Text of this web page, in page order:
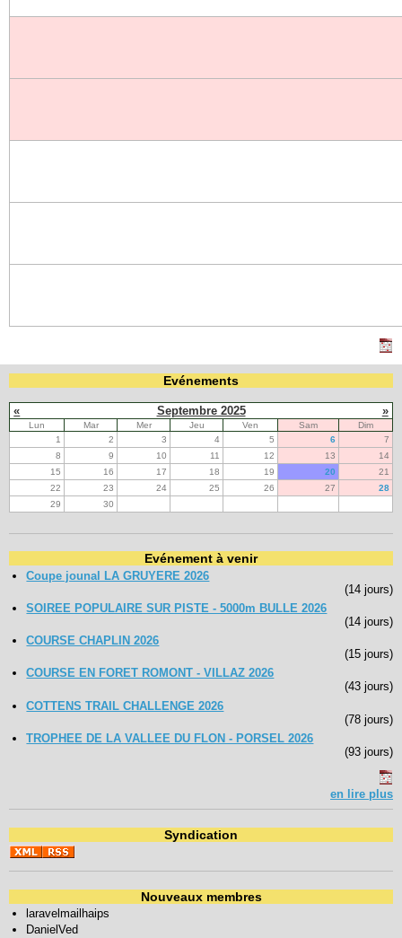
Evénements
« Septembre 2025 »
Lun Mar Mer Jeu Ven Sam
Dim
1
2 3 4 5 6
7
8
9 10 11 12 13
14
15
16 17 18 19 20
21
22
23 24 25 26 27
28
29
30
Evénement à venir
Coupe jounal LA GRUYERE 2026
(14 jours)
SOIREE POPULAIRE SUR PISTE - 5000m BULLE 2026
(14 jours)
COURSE CHAPLIN 2026
(15 jours)
COURSE EN FORET ROMONT - VILLAZ 2026
(43 jours)
COTTENS TRAIL CHALLENGE 2026
(78 jours)
TROPHEE DE LA VALLEE DU FLON - PORSEL 2026
(93 jours)
en lire plus
Syndication
Nouveaux membres
laravelmailhaips
DanielVed